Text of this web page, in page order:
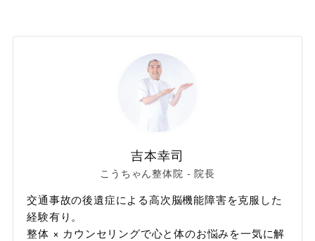
吉本幸司
こうちゃん整体院 - 院長
交通事故の後遺症による高次脳機能障害を克服した
経験有り。
整体 × カウンセリングで心と体のお悩みを一気に解